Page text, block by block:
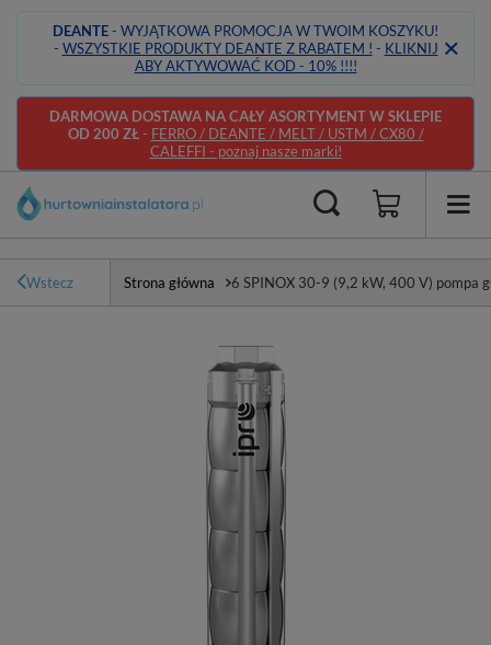
DEANTE- WYJĄTKOWA PROMOCJA W TWOIM KOSZYKU!
- WSZYSTKIE PRODUKTY DEANTE Z RABATEM ! - KLIKNIJ
ABY AKTYWOWAĆ KOD - 10% !!!!
DARMOWA DOSTAWA NA CAŁY ASORTYMENT W SKLEPIE
OD 200 ZŁ- FERRO / DEANTE / MELT / USTM / CX80 /
CALEFFI - poznaj nasze marki!
Wstecz Strona główna 6 SPINOX 30-9 (9,2 kW, 400 V) pompa